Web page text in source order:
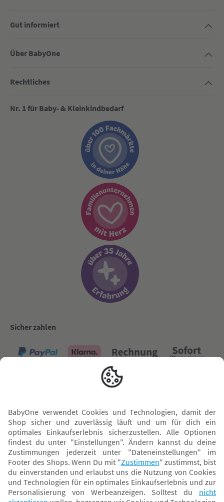
Gut informiert
Über BabyOne
Rechtliches
Nr. 1 für Baby- & Kleinkindbedarf
Sicher zahlen
Versand mit
* Alle Preise inkl. MwSt. und ggf. zzgl.Versandkosten. Der dargestellte Preis gilt -
abhängig von der von dir gewählten Option - im BabyOne-Onlineshop oder bei